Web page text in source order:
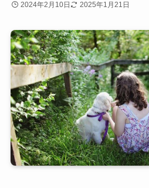
2024年2月10日 2025年1月21日